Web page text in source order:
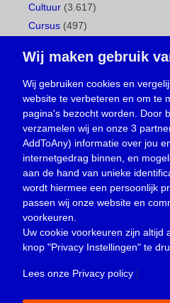
Cultuur (3.617)
Cursus (497)
Gemeentepagina(104)
Ingezonden brief(539)
Media(156)
Nieuws (23.330)
Oproep(734)
Overlijden(39)
Podcast(18)
prijsvraag (5)
Religie (1.438)
Service(226)
Wij maken gebruik
Wij gebruiken cookies en
website te verbeteren en om te
pagina's bezocht worden. Door
verzamelen wij en onze 3
AddToAny) informatie over jou
internetgedrag binnen, en
aan de hand van unieke
wordt hiermee een persoonlijk
passen wij onze website en
voorkeuren.
Uw cookie voorkeuren zijn altijd
knop "Privacy Instellingen" te
Lees onze Privacy policy |